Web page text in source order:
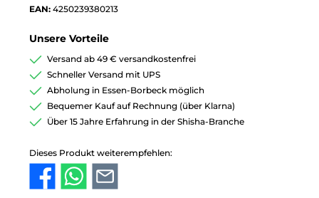
EAN: 4250239380213
Unsere Vorteile
Versand ab 49 € versandkostenfrei
Schneller Versand mit UPS
Abholung in Essen-Borbeck möglich
Bequemer Kauf auf Rechnung (über Klarna)
Über 15 Jahre Erfahrung in der Shisha-Branche
Dieses Produkt weiterempfehlen: